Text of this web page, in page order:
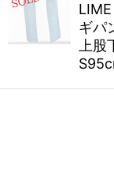
ギパ
上